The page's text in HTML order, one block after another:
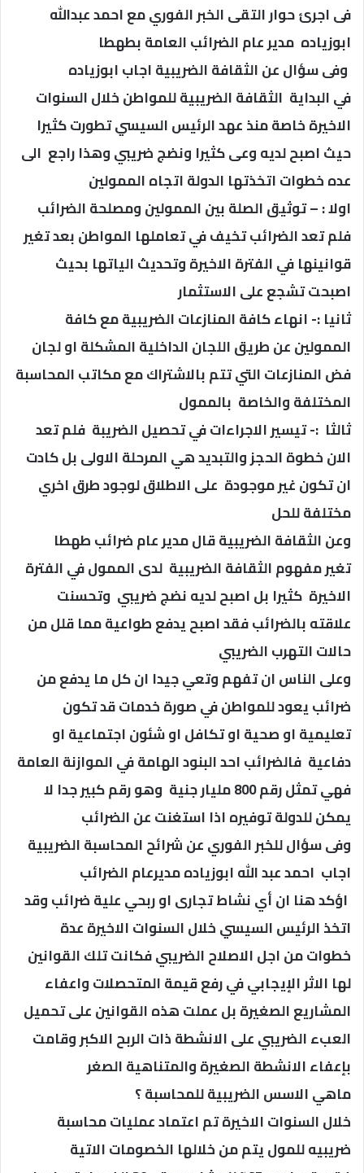
فى اجرئ حوار التقى الخبر الفوري مع احمد عبدالله
ابوزياده مدير عام الضرائب العامة بطهطا
وفى سؤال عن الثقافة الضريبية اجاب ابوزياده
في البداية الثقافة الضريبية للمواطن خلال السنوات
الاخيرة خاصة منذ عهد الرئيس السيسي تطورت كثيرا
حيث اصبح لديه وعى كثيرا ونضج ضريبي وهذا راجع الى
عده خطوات اتخذتها الدولة اتجاه الممولين
اولا : – توثيق الصلة بين الممولين ومصلحة الضرائب
فلم تعد الضرائب تخيف في تعاملها المواطن بعد تغير
قوانينها في الفترة الاخيرة وتحديث الياتها بحيث
اصبحت تشجع على الاستثمار
ثانيا :- انهاء كافة المنازعات الضريبية مع كافة
الممولين عن طريق اللجان الداخلية المشكلة او لجان
فض المنازعات التي تتم بالاشتراك مع مكاتب المحاسبة
المختلفة والخاصة بالممول
ثالثا :- تيسير الاجراءات في تحصيل الضريبة فلم تعد
الان خطوة الحجز والتبديد هي المرحلة الاولى بل كادت
ان تكون غير موجودة على الاطلاق لوجود طرق اخري
مختلفة للحل
وعن الثقافة الضريبية قال مدير عام ضرائب طهطا
تغير مفهوم الثقافة الضريبية لدى الممول في الفترة
الاخيرة كثيرا بل اصبح لديه نضج ضريبي وتحسنت
علاقته بالضرائب فقد اصبح يدفع طواعية مما قلل من
حالات التهرب الضريبي
وعلى الناس ان تفهم وتعي جيدا ان كل ما يدفع من
ضرائب يعود للمواطن في صورة خدمات قد تكون
تعليمية او صحية او تكافل او شئون اجتماعية او
دفاعية فالضرائب احد البنود الهامة في الموازنة العامة
فهي تمثل رقم 800 مليار جنية وهو رقم كبير جدا لا
يمكن للدولة توفيره اذا استغنت عن الضرائب
وفى سؤال للخبر الفوري عن شرائح المحاسبة الضريبية
اجاب احمد عبد الله ابوزياده مديرعام الضرائب
اؤكد هنا ان أي نشاط تجارى او ربحي علية ضرائب وقد
اتخذ الرئيس السيسي خلال السنوات الاخيرة عدة
خطوات من اجل الاصلاح الضريبي فكانت تلك القوانين
لها الاثر الإيجابي في رفع قيمة المتحصلات واعفاء
المشاريع الصغيرة بل عملت هذه القوانين على تحميل
العبء الضريبي على الانشطة ذات الربح الاكبر وقامت
بإعفاء الانشطة الصغيرة والمتناهية الصغر
ماهي الاسس الضريبية للمحاسبة ؟
خلال السنوات الاخيرة تم اعتماد عمليات محاسبة
ضريبيه للمول يتم من خلالها الخصومات الاتية